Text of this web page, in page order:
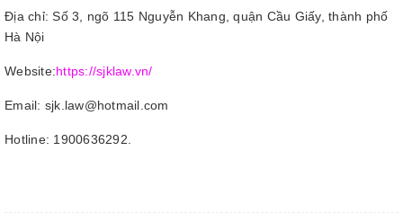
Địa chỉ: Số 3, ngõ 115 Nguyễn Khang, quận Cầu Giấy, thành phố
Hà Nội
Website:https://sjklaw.vn/
Email: sjk.law@hotmail.com
Hotline: 1900636292.